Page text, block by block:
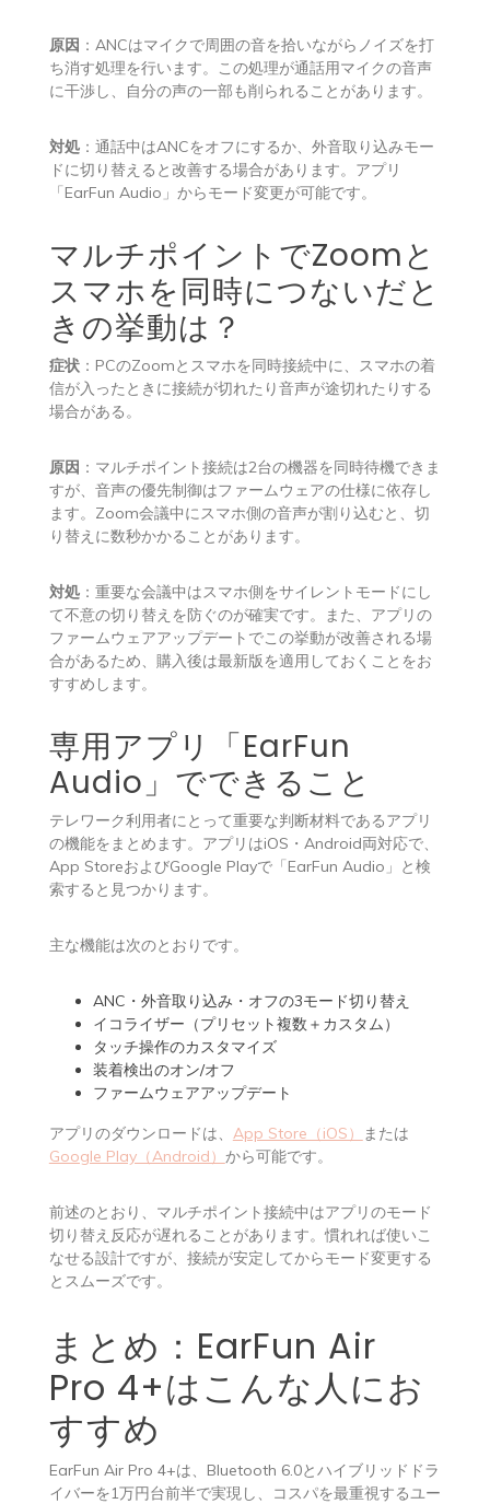
原因 ：ANCはマイクで周囲の音を拾いながらノイズを打
ち消す処理を行います。この処理が通話用マイクの音声
に干渉し、自分の声の一部も削られることがあります。
対処：通話中はANCをオフにするか、外音取り込みモー
ドに切り替えると改善する場合があります。アプリ
「EarFun Audio」からモード変更が可能です。
マルチポイントでZoomと
スマホを同時につないだと
きの挙動は？
症状：PCのZoomとスマホを同時接続中に、スマホの着
信が入ったときに接続が切れたり音声が途切れたりする
場合がある。
原因 ：マルチポイント接続は2台の機器を同時待機できま
すが、音声の優先制御はファームウェアの仕様に依存し
ます。Zoom会議中にスマホ側の音声が割り込むと、切
り替えに数秒かかることがあります。
対処：重要な会議中はスマホ側をサイレントモードにし
て不意の切り替えを防ぐのが確実です。また、アプリの
ファームウェアアップデートでこの挙動が改善される場
合があるため、購入後は最新版を適用しておくことをお
すすめします。
専用アプリ「EarFun
Audio」でできること
テレワーク利用者にとって重要な判断材料であるアプリ
の機能をまとめます。アプリはiOS・Android両対応で、
App StoreおよびGoogle Playで「EarFun Audio」と検
索すると見つかります。
主な機能は次のとおりです。
ANC・外音取り込み・オフの3モード切り替え
イコライザー（プリセット複数＋カスタム）
タッチ操作のカスタマイズ
装着検出のオン/オフ
ファームウェアアップデート
アプリのダウンロードは、 App Store（iOS）
または
Google Play（Android） から可能です。
前述のとおり、マルチポイント接続中はアプリのモード
切り替え反応が遅れることがあります。慣れれば使いこ
なせる設計ですが、接続が安定してからモード変更する
とスムーズです。
まとめ：EarFun Air
Pro 4+はこんな人にお
すすめ
EarFun Air Pro 4+は、Bluetooth 6.0とハイブリッドドラ
イバーを1万円台前半で実現し、コスパを最重視するユー